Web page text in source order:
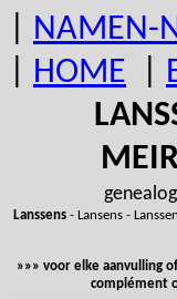
NAMEN-
HOME
Lanssens- Lansens -
»»» voor elke aanvulling
complément